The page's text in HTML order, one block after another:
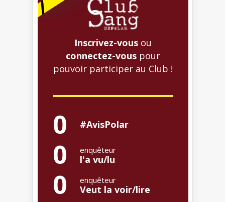
Inscrivez-vous ou
connectez-vous pour
pouvoir participer au Club !
0 #AvisPolar
0 enquêteur
l'a vu/lu
0 enquêteur
Veut la voir/lire